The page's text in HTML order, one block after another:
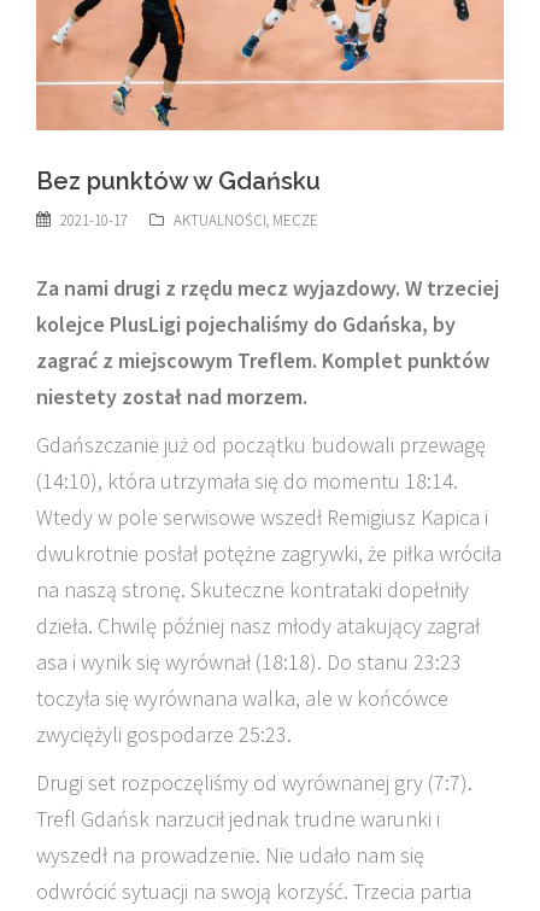
Bez punktów w Gdańsku
2021-10-17 AKTUALNOŚCI, MECZE
Za nami drugi z rzędu mecz wyjazdowy. W trzeciej
kolejce PlusLigi pojechaliśmy do Gdańska, by
zagrać z miejscowym Treflem. Komplet punktów
niestety został nad morzem.
Gdańszczanie już od początku budowali przewagę
(14:10), która utrzymała się do momentu 18:14.
Wtedy w pole serwisowe wszedł Remigiusz Kapica i
dwukrotnie posłał potężne zagrywki, że piłka wróciła
na naszą stronę. Skuteczne kontrataki dopełniły
dzieła. Chwilę później nasz młody atakujący zagrał
asa i wynik się wyrównał (18:18). Do stanu 23:23
toczyła się wyrównana walka, ale w końcówce
zwyciężyli gospodarze 25:23.
Drugi set rozpoczęliśmy od wyrównanej gry (7:7).
Trefl Gdańsk narzucił jednak trudne warunki i
wyszedł na prowadzenie. Nie udało nam się
odwrócić sytuacji na swoją korzyść. Trzecia partia